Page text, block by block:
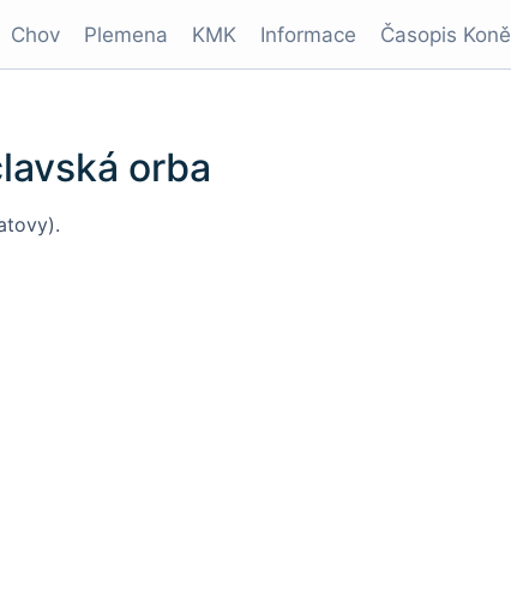
Chov Plemena KMK Informace Časopis Koně
orba